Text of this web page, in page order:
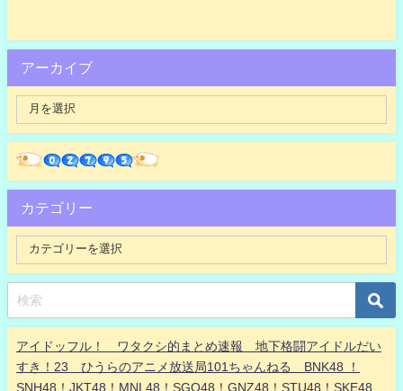
アーカイブ
カテゴリー
アイドッフル！ ワタクシ的まとめ速報 地下格闘アイドルだい
すき！23 ひうらのアニメ放送局101ちゃんねる BNK48 ！
SNH48！JKT48！MNL48！SGO48！GNZ48！STU48！SKE48